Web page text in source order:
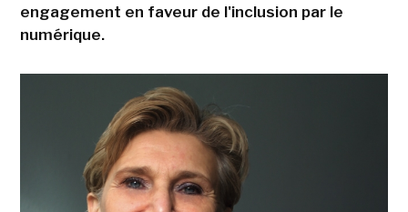
engagement en faveur de l'inclusion par le
numérique.